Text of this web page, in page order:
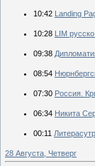
10:42 Landing
10:28 LIM
09:38
08:54
07:30 Россия.
06:34 Никита
00:11
28 Августа, Четверг